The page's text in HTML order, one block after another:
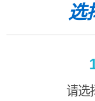
选
请选